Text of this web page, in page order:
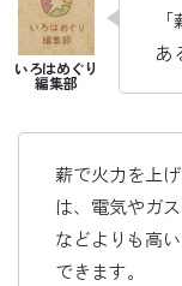
あ
薪で火力を上
は、電気やガ
などよりも高
できます。